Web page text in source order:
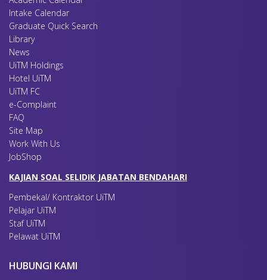
Intake Calendar
Graduate Quick Search
Library
News
UiTM Holdings
Hotel UiTM
UiTM FC
e-Complaint
FAQ
Site Map
Work With Us
JobShop
KAJIAN SOAL SELIDIK JABATAN BENDAHARI
Pembekal/ Kontraktor UiTM
Pelajar UiTM
Staf UiTM
Pelawat UiTM
HUBUNGI KAMI